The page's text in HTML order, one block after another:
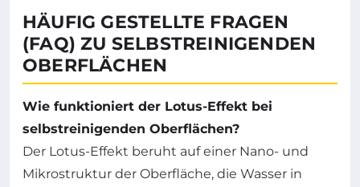
HÄUFIG GESTELLTE FRAGEN
(FAQ) ZU SELBSTREINIGENDEN
OBERFLÄCHEN
Wie funktioniert der Lotus-Effekt bei
selbstreinigenden Oberflächen?
Der Lotus-Effekt beruht auf einer Nano- und
Mikrostruktur der Oberfläche, die Wasser in